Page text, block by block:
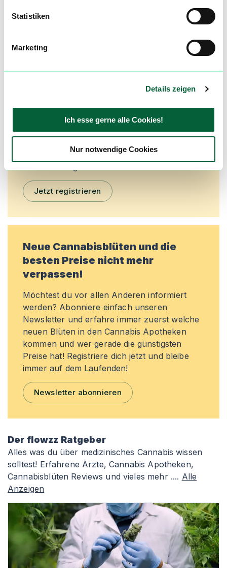
Statistiken
Marketing
Details zeigen
Ich esse gerne alle Cookies!
Nur notwendige Cookies
Community
Alle wichtigen Daten und Fakten - täglich
aktualisiert! Hilf uns mit Deinen Kommentaren
und Bewertungen flowzz noch besser zu
machen. Melde dich an, um dir deine
Preisreduktionen informiert zu werden und
Jetzt registrieren
Neue Cannabisblüten und die
besten Preise nicht mehr
verpassen!
Möchtest du vor allen Anderen informiert
werden? Abonniere einfach unseren
Newsletter und erfahre immer zuerst welche
neuen Blüten in den Cannabis Apotheken
kommen und wer gerade die günstigsten
Preise hat! Registriere dich jetzt und bleibe
immer auf dem Laufenden!
Newsletter abonnieren
Der flowzz Ratgeber
Alles was du über medizinisches Cannabis wissen
solltest! Erfahrene Ärzte, Cannabis Apotheken,
Cannabisblüten Reviews und vieles mehr .... Alle
Anzeigen